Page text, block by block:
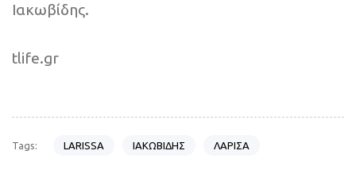
Ιακωβίδης.
tlife.gr
Tags: LARISSA ΙΑΚΩΒΙΔΗΣ ΛΑΡΙΣΑ